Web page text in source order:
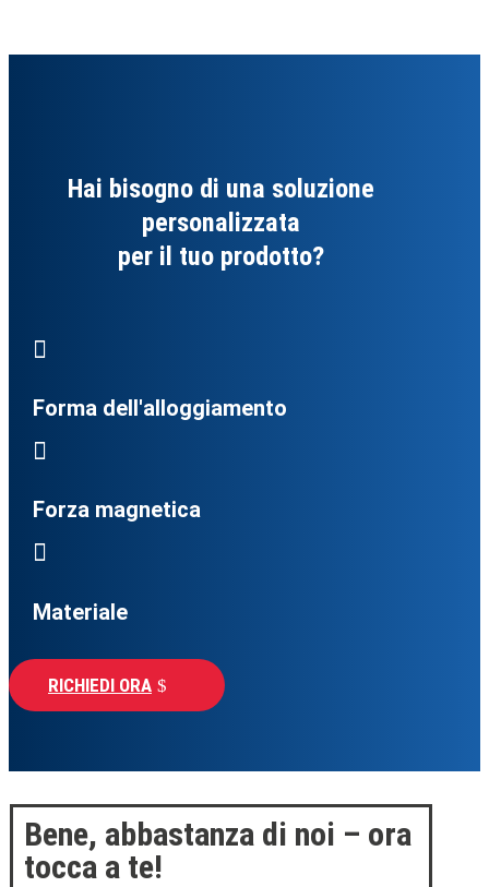
Hai bisogno di una soluzione
personalizzata
per il tuo prodotto?

Forma dell'alloggiamento

Forza magnetica

Materiale
RICHIEDI ORA
Bene, abbastanza di noi – ora
tocca a te!